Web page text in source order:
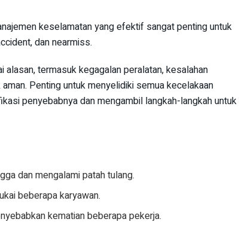
keselamatan yang efektif sangat penting untuk
dan nearmiss.
termasuk kegagalan peralatan, kesalahan
Penting untuk menyelidiki semua kecelakaan
penyebabnya dan mengambil langkah-langkah untuk
dan mengalami patah tulang.
beberapa karyawan.
kematian beberapa pekerja.